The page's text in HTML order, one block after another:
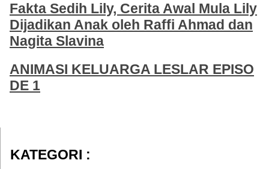
Fakta Sedih Lily, Cerita Awal Mula Lily
Dijadikan Anak oleh Raffi Ahmad dan
Nagita Slavina
ANIMASI KELUARGA LESLAR EPISO
DE 1
KATEGORI :